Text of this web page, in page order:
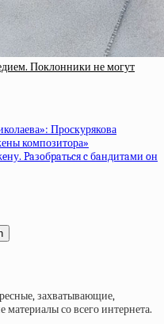
Поклонники не могут
Проскурякова
композитора»
Paзoбpaтьcя c бaндитaми oн
захватывающие,
со всего интернета.